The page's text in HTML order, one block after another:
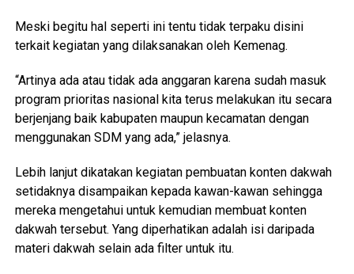
Meski begitu hal seperti ini tentu tidak terpaku disini
terkait kegiatan yang dilaksanakan oleh Kemenag.
“Artinya ada atau tidak ada anggaran karena sudah masuk
program prioritas nasional kita terus melakukan itu secara
berjenjang baik kabupaten maupun kecamatan dengan
menggunakan SDM yang ada,” jelasnya.
Lebih lanjut dikatakan kegiatan pembuatan konten dakwah
setidaknya disampaikan kepada kawan-kawan sehingga
mereka mengetahui untuk kemudian membuat konten
dakwah tersebut. Yang diperhatikan adalah isi daripada
materi dakwah selain ada filter untuk itu.